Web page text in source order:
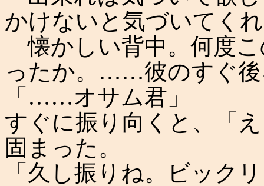
かけないと気づいてく
懐かしい背中。何度
ったか。……彼のすぐ後
「……オサム君」
すぐに振り向くと、「
固まった。
「久し振りね。ビック